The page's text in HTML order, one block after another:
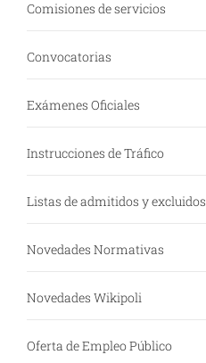
Comisiones de servicios
Convocatorias
Exámenes Oficiales
Instrucciones de Tráfico
Listas de admitidos y excluidos
Novedades Normativas
Novedades Wikipoli
Oferta de Empleo Público